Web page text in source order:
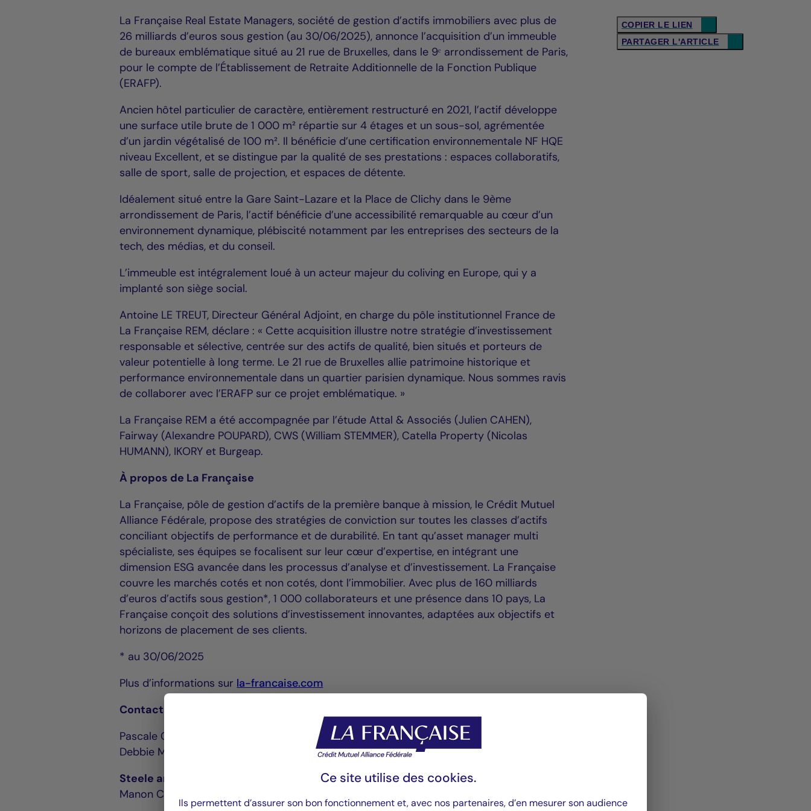
COPIER LE LIEN
PARTAGER L'ARTICLE
La Française Real Estate Managers, société de gestion d’actifs immobiliers avec plus de
26 milliards d’euros sous gestion (au 30/06/2025), annonce l’acquisition d’un immeuble
de bureaux emblématique situé au 21 rue de Bruxelles, dans le 9ᵉ arrondissement de Paris,
pour le compte de l’Établissement de Retraite Additionnelle de la Fonction Publique
(ERAFP).
Ancien hôtel particulier de caractère, entièrement restructuré en 2021, l’actif développe
une surface utile brute de 1 000 m² répartie sur 4 étages et un sous-sol, agrémentée
d’un jardin végétalisé de 100 m². Il bénéficie d’une certification environnementale NF HQE
niveau Excellent, et se distingue par la qualité de ses prestations : espaces collaboratifs,
salle de sport, salle de projection, et espaces de détente.
Idéalement situé entre la Gare Saint-Lazare et la Place de Clichy dans le 9ème
arrondissement de Paris, l’actif bénéficie d’une accessibilité remarquable au cœur d’un
environnement dynamique, plébiscité notamment par les entreprises des secteurs de la
tech, des médias, et du conseil.
L’immeuble est intégralement loué à un acteur majeur du coliving en Europe, qui y a
implanté son siège social.
Antoine LE TREUT, Directeur Général Adjoint, en charge du pôle institutionnel France de
La Française REM, déclare : « Cette acquisition illustre notre stratégie d’investissement
responsable et sélective, centrée sur des actifs de qualité, bien situés et porteurs de
valeur potentielle à long terme. Le 21 rue de Bruxelles allie patrimoine historique et
performance environnementale dans un quartier parisien dynamique. Nous sommes ravis
de collaborer avec l’ERAFP sur ce projet emblématique. »
La Française REM a été accompagnée par l’étude Attal & Associés (Julien CAHEN),
Fairway (Alexandre POUPARD), CWS (William STEMMER), Catella Property (Nicolas
HUMANN), IKORY et Burgeap.
À propos de La Française
La Française, pôle de gestion d’actifs de la première banque à mission, le Crédit Mutuel
Alliance Fédérale, propose des stratégies de conviction sur toutes les classes d’actifs
conciliant objectifs de performance et de durabilité. En tant qu’asset manager multi
spécialiste, ses équipes se focalisent sur leur cœur d’expertise, en intégrant une
dimension ESG avancée dans les processus d’analyse et d’investissement. La Française
couvre les marchés cotés et non cotés, dont l’immobilier. Avec plus de 160 milliards
d’euros d’actifs sous gestion*, 1 000 collaborateurs et une présence dans 10 pays, La
Française conçoit des solutions d’investissement innovantes, adaptées aux objectifs et
horizons de placement de ses clients.
* au 30/06/2025
Plus d’informations sur la-francaise.com
Contacts La Française :
Pascale Cheynet +33 1 43 12 64 25 | pascale.cheynet@la-francaise.com
Debbie Marty +33 1 44 56 42 24 | deborah.marty@la-francaise.com
Steele and Holt pour La Française :
Manon Camescasse +33 6 42 01 56 47 | manon@steeleandholt.com
Ce site utilise des cookies.
Ils permettent d’assurer son bon fonctionnement et, avec nos partenaires, d’en mesurer son audience